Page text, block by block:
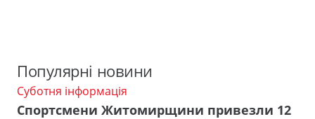
Популярні новини
Суботня інформація
Спортсмени Житомирщини привезли 12